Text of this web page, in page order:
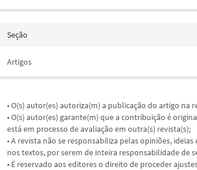
Seção
Artigos
• O(s) autor(es) autoriza(m) a publicação do artigo na
• O(s) autor(es) garante(m) que a contribuição é
está em processo de avaliação em outra(s) revista(s);
• A revista não se responsabiliza pelas opiniões,
nos textos, por serem de inteira responsabilidade de
• É reservado aos editores o direito de proceder